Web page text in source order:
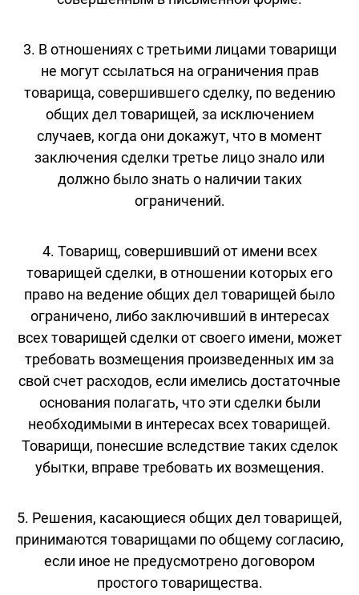
3. В отношениях с третьими лицами товарищи
не могут ссылаться на ограничения прав
товарища, совершившего сделку, по ведению
общих дел товарищей, за исключением
случаев, когда они докажут, что в момент
заключения сделки третье лицо знало или
должно было знать о наличии таких
ограничений.
4. Товарищ, совершивший от имени всех
товарищей сделки, в отношении которых его
право на ведение общих дел товарищей было
ограничено, либо заключивший в интересах
всех товарищей сделки от своего имени, может
требовать возмещения произведенных им за
свой счет расходов, если имелись достаточные
основания полагать, что эти сделки были
необходимыми в интересах всех товарищей.
Товарищи, понесшие вследствие таких сделок
убытки, вправе требовать их возмещения.
5. Решения, касающиеся общих дел товарищей,
принимаются товарищами по общему согласию,
если иное не предусмотрено договором
простого товарищества.